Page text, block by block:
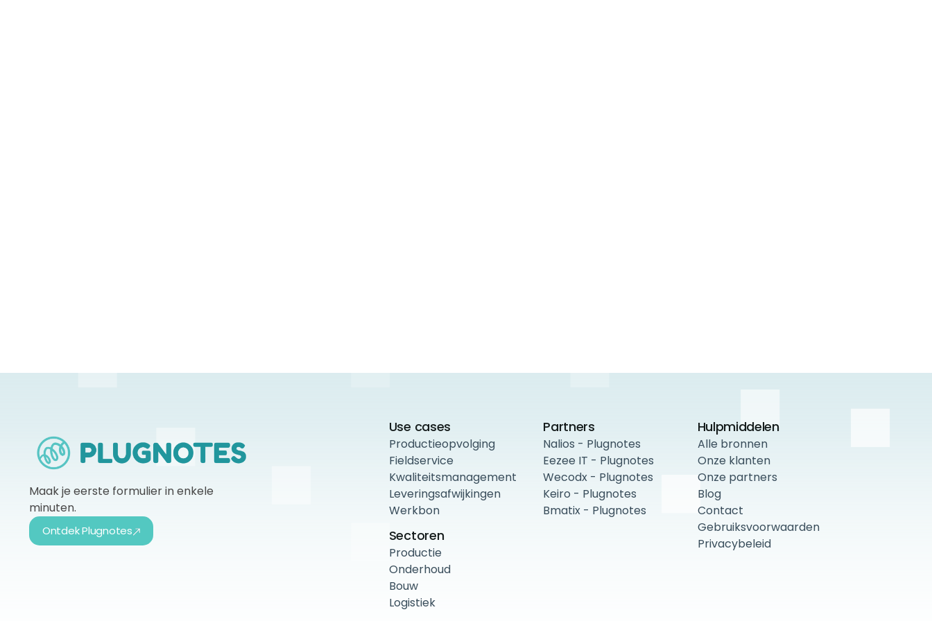
Maak je eerste formulier in enkele
minuten.
Ontdek Plugnotes
Use cases
Productieopvolging
Fieldservice
Kwaliteitsmanagement
Leveringsafwijkingen
Werkbon
Sectoren
Productie
Onderhoud
Bouw
Logistiek
Partners
Nalios - Plugnotes
Eezee IT - Plugnotes
Wecodx - Plugnotes
Keiro - Plugnotes
Bmatix - Plugnotes
Hulpmiddelen
Alle bronnen
Onze klanten
Onze partners
Blog
Contact
Gebruiksvoorwaarden
Privacybeleid